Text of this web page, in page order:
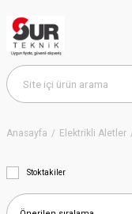
Anasayfa Elektrikli Aletler
Stoktakiler